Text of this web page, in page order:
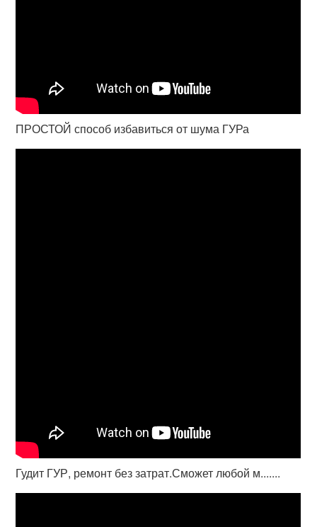
ПРОСТОЙ способ избавиться от шума ГУРа
Гудит ГУР, ремонт без затрат.Сможет любой м.......